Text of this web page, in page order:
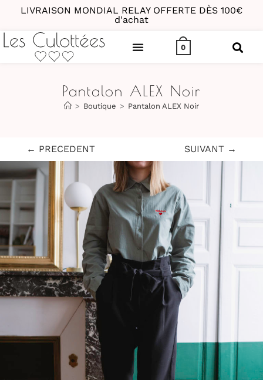
LIVRAISON MONDIAL RELAY OFFERTE DÈS 100€
d'achat
0
Pantalon ALEX Noir
> Boutique > Pantalon ALEX Noir
← PRECEDENT SUIVANT →